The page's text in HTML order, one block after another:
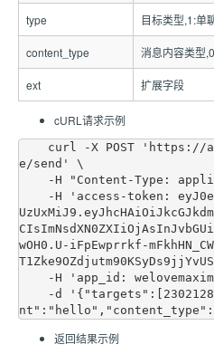
type 目标类型,1:单
content_type 消息内容类型
ext 扩展字段
cURL请求示例
e/send' \
wOH0.U-iFpEwprrkf-
返回结果示例